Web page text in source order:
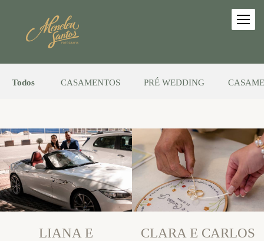
Todos CASAMENTOS PRÉ WEDDING
LIANA E
CLARA E CARLOS